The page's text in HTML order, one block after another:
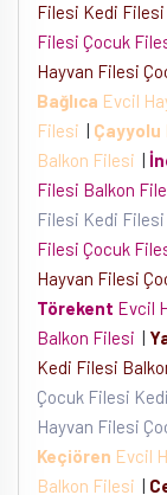
Filesi Kedi
Filesi Çocuk
Hayvan Filesi
Bağlıca Evcil
Filesi | Çayyolu
Balkon Filesi |
Filesi Balkon
Filesi Kedi
Filesi Çocuk
Hayvan Filesi
Törekent Evcil
Balkon Filesi |
Kedi Filesi
Çocuk Filesi
Hayvan Filesi
Keçiören Evcil
Balkon Filesi |